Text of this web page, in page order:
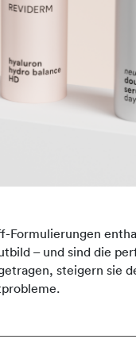
Formulierungen
– und sind die
steigern sie